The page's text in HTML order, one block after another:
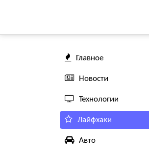
Главное
Новости
Технологии
Лайфхаки
Авто